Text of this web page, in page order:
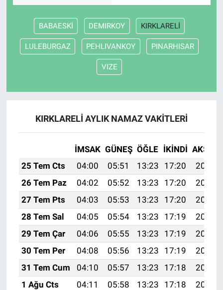
BABAESKİ DEMIRKOY KIRKLARELİ
LULEBURGAZ PEHLIVANKOY PINARHISAR
VIZE
KIRKLARELİ AYLIK NAMAZ VAKITLERI
İMSAK GÜNEŞ ÖĞLE İKINDI AKŞAM
25 Tem Cts
04:00 05:51 13:23 17:20
20:44
26 Tem Paz
04:02 05:52 13:23 17:20
20:43
27 Tem Pts
04:03 05:53 13:23 17:20
20:42
28 Tem Sal
04:05 05:54 13:23 17:19
20:41
29 Tem Çar
04:06 05:55 13:23 17:19
20:40
30 Tem Per
04:08 05:56 13:23 17:19
20:39
31 Tem Cum
04:10 05:57 13:23 17:18
20:38
1 Ağu Cts
04:11 05:58 13:23 17:18
20:37